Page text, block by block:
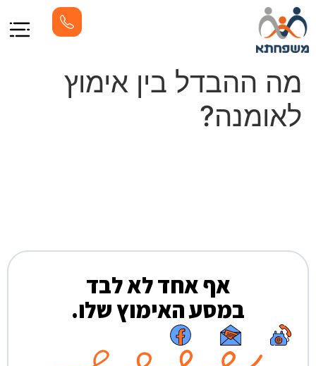
מה ההבדל בין אימוץ
לאומנה?
אף אחד לא לבד
במסע האימוץ שלו.